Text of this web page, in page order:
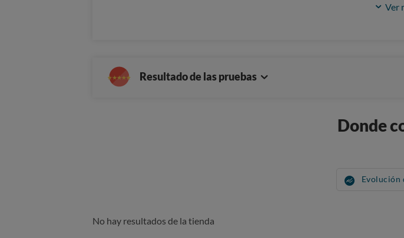
Ver
Resultado de las pruebas
Donde
Evolución
No hay resultados de la tienda